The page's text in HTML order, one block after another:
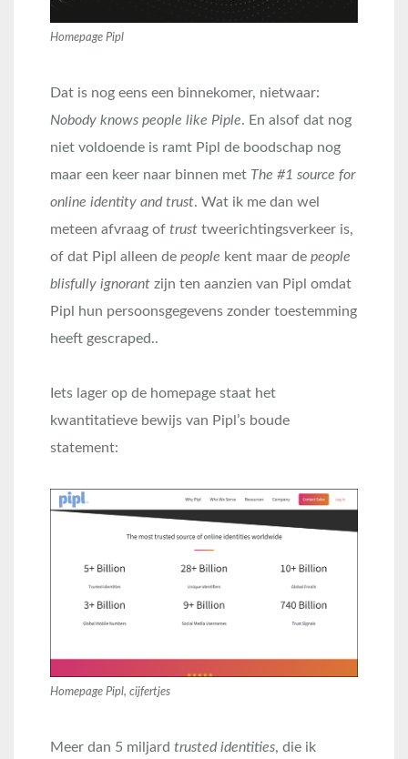
Homepage Pipl
Dat is nog eens een binnekomer, nietwaar:
Nobody knows people like Piple. En alsof dat nog
niet voldoende is ramt Pipl de boodschap nog
maar een keer naar binnen met The #1 source for
online identity and trust. Wat ik me dan wel
meteen afvraag of trust tweerichtingsverkeer is,
of dat Pipl alleen de people kent maar de people
blisfully ignorant zijn ten aanzien van Pipl omdat
Pipl hun persoonsgegevens zonder toestemming
heeft gescraped..
Iets lager op de homepage staat het
kwantitatieve bewijs van Pipl’s boude
statement:
Homepage Pipl, cijfertjes
Meer dan 5 miljard trusted identities, die ik